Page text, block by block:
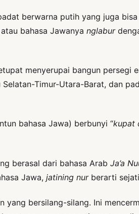
berwarna putih yang juga
bahasa Jawanya nglabur
menyerupai bangun
Timur-Utara-Barat, dan
bahasa Jawa) berbunyi “kupat
berasal dari bahasa Arab Ja’a
Jawa, jatining nurberarti
bersilang-silang. Ini